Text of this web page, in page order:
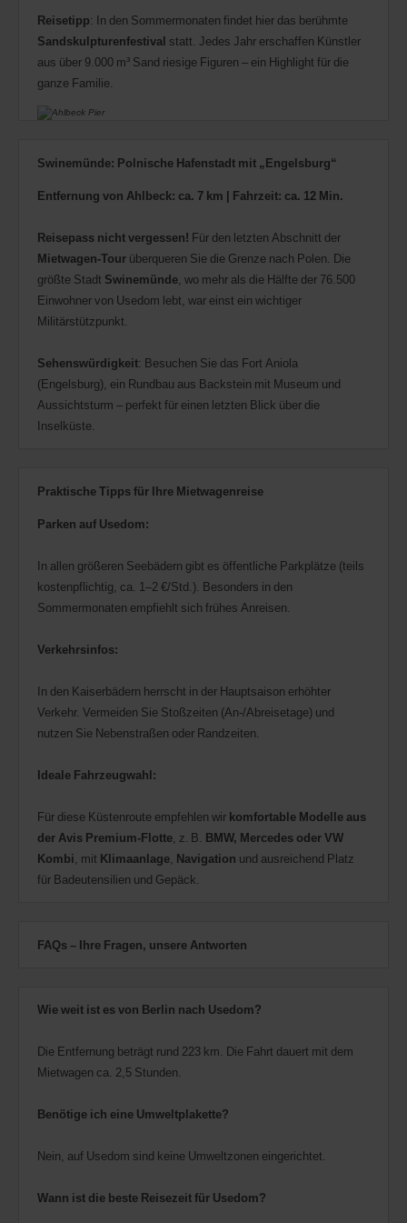
Reisetipp: In den Sommermonaten findet hier das berühmte
Sandskulpturenfestival statt. Jedes Jahr erschaffen Künstler
aus über 9.000 m³ Sand riesige Figuren – ein Highlight für die
ganze Familie.
Swinemünde: Polnische Hafenstadt mit „Engelsburg“
Entfernung von Ahlbeck: ca. 7 km | Fahrzeit: ca. 12 Min.
Reisepass nicht vergessen! Für den letzten Abschnitt der
Mietwagen-Tour überqueren Sie die Grenze nach Polen. Die
größte Stadt Swinemünde, wo mehr als die Hälfte der 76.500
Einwohner von Usedom lebt, war einst ein wichtiger
Militärstützpunkt.
Sehenswürdigkeit: Besuchen Sie das Fort Aniola
(Engelsburg), ein Rundbau aus Backstein mit Museum und
Aussichtsturm – perfekt für einen letzten Blick über die
Inselküste.
Praktische Tipps für Ihre Mietwagenreise
Parken auf Usedom:
In allen größeren Seebädern gibt es öffentliche Parkplätze (teils
kostenpflichtig, ca. 1–2 €/Std.). Besonders in den
Sommermonaten empfiehlt sich frühes Anreisen.
Verkehrsinfos:
In den Kaiserbädern herrscht in der Hauptsaison erhöhter
Verkehr. Vermeiden Sie Stoßzeiten (An-/Abreisetage) und
nutzen Sie Nebenstraßen oder Randzeiten.
Ideale Fahrzeugwahl:
Für diese Küstenroute empfehlen wir komfortable Modelle aus
der Avis Premium-Flotte, z. B. BMW, Mercedes oder VW
Kombi, mit Klimaanlage, Navigation und ausreichend Platz
für Badeutensilien und Gepäck.
FAQs – Ihre Fragen, unsere Antworten
Wie weit ist es von Berlin nach Usedom?
Die Entfernung beträgt rund 223 km. Die Fahrt dauert mit dem
Mietwagen ca. 2,5 Stunden.
Benötige ich eine Umweltplakette?
Nein, auf Usedom sind keine Umweltzonen eingerichtet.
Wann ist die beste Reisezeit für Usedom?